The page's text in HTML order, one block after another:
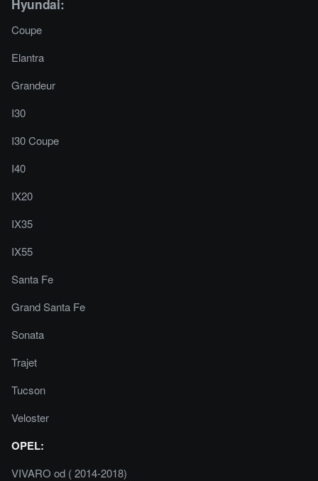
Hyundai:
Coupe
Elantra
Grandeur
I30
I30 Coupe
I40
IX20
IX35
IX55
Santa Fe
Grand Santa Fe
Sonata
Trajet
Tucson
Veloster
OPEL:
VIVARO od ( 2014-2018)